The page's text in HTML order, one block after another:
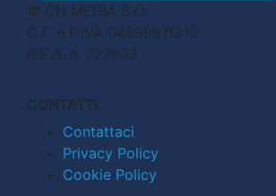
© CN MEDIA S.r.l.
C.F. e P.IVA 04998911210
R.E.A. n. 727803
CONTATTI
Contattaci
Privacy Policy
Cookie Policy